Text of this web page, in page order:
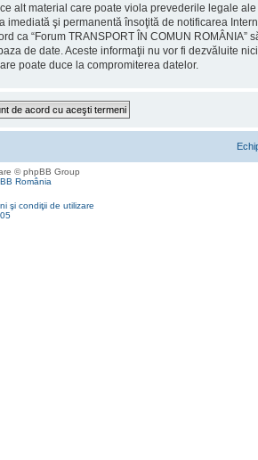
material care poate viola prevederile legale
şi permanentă însoţită de notificarea
“Forum TRANSPORT ÎN COMUN
de date. Aceste informaţii nu vor fi dezvăluite
poate duce la compromiterea datelor.
© phpBB Group
România
şi condiţii de utilizare